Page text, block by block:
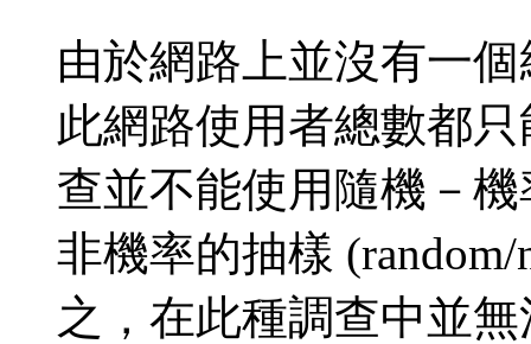
由於網路上並沒有一
此網路使用者總數都
查並不能使用隨機－
非機率的抽樣
之，在此種調查中並